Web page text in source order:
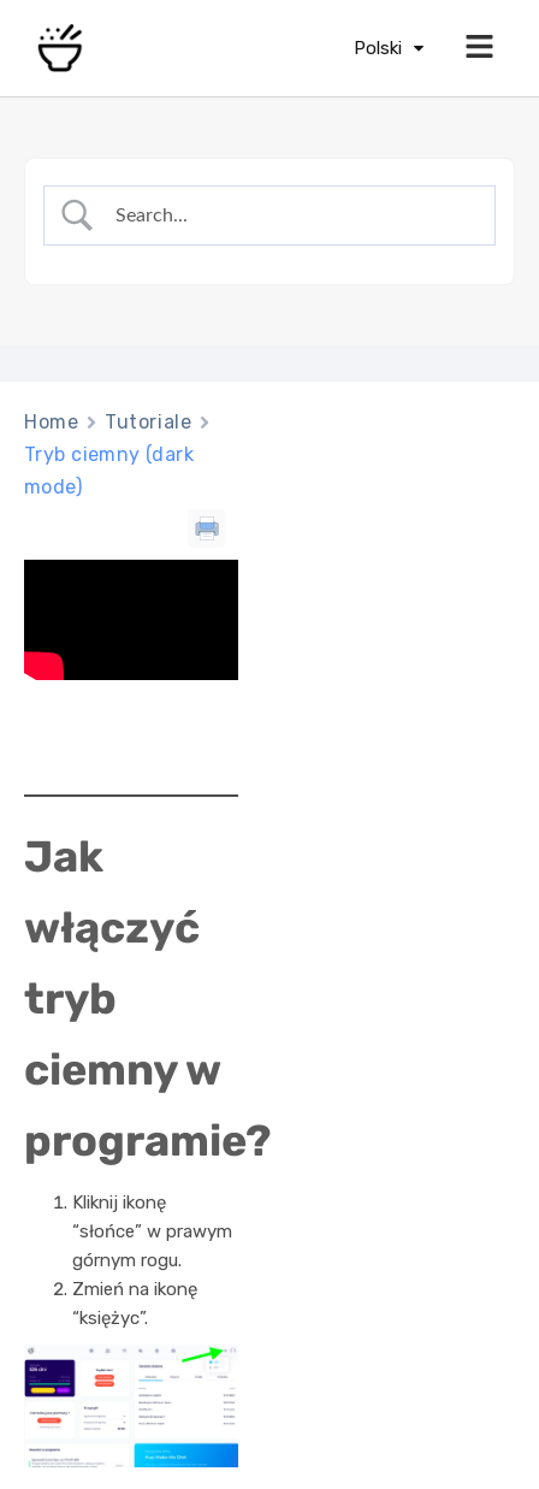
Polski
Home
Tutoriale
Tryb ciemny (dark
mode)
Jak
włączyć
tryb
ciemny w
programie?
Kliknij ikonę
“słońce” w prawym
górnym rogu.
Zmień na ikonę
“księżyc”.